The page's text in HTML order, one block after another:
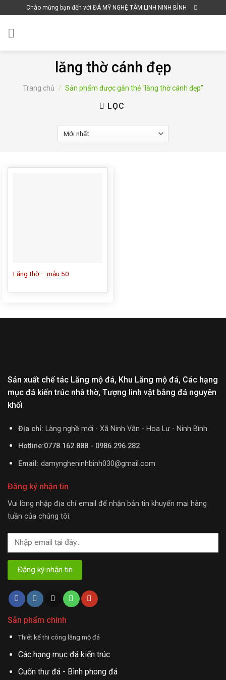
to
content
Chào mừng bạn đến với ĐÁ MỸ NGHỆ TÂM LINH NINH BÌNH
lăng thờ cánh đẹp
Trang chủ / Sản phẩm được gắn thẻ “lăng thờ cánh đẹp”
LỌC
Lăng thờ – mẫu 50
Sản xuất chế tác Lăng mộ đá, Khu Lăng mộ đá, Các hạng
mục đá kiến trúc nhà thờ, Tượng linh vật bằng đá nguyên
khối
Địa chỉ: Làng nghề mới - Xã Ninh Vân - Hoa Lư - Ninh Bình
Hotline:0778.162.888 - 0986.296.282
Email: damyngheninhbinh030@gmail.com
Đăng ký nhận tin
Vui lòng nhập địa chỉ email để nhận bản tin khuyến mại hàng
tuần của chúng tôi:
Sản phẩm chính
Thiết kế thi công lăng mộ đá
Các hạng mục đá kiến trúc
Cuốn thư đá - Bình phong đá